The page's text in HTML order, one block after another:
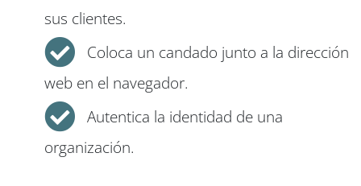
sus clientes.
Coloca un candado junto a la dirección
web en el navegador.
Autentica la identidad de una
organización.